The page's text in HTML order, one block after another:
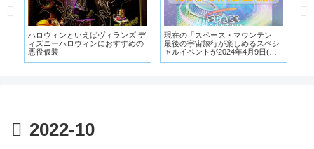
ハロウィンといえばヴィランズ!デ
ィズニーハロウィンにおすすめの
悪役仮装
現在の「スペース・マウンテン」
最後の宇宙旅行が楽しめるスペシ
ャルイベントが2024年4月9日(火)
2022-10